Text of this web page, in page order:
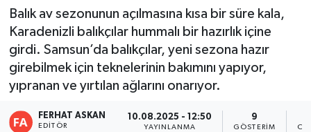
Balık av sezonunun açılmasına kısa bir süre kala,
Karadenizli balıkçılar hummalı bir hazırlık içine
girdi. Samsun’da balıkçılar, yeni sezona hazır
girebilmek için teknelerinin bakımını yapıyor,
yıpranan ve yırtılan ağlarını onarıyor.
FERHAT ASKAN
EDITÖR
10.08.2025 - 12:50
YAYINLANMA
9
GÖSTERIM
Tüm Manşetler
Son Dakika Haberleri
Haber Arşivi